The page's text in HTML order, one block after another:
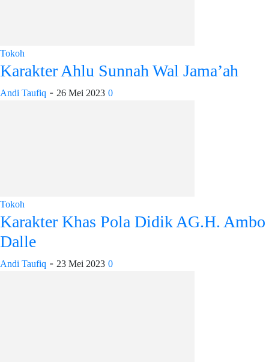
Tokoh
Karakter Ahlu Sunnah Wal Jama’ah
Andi Taufiq - 26 Mei 2023 0
Tokoh
Karakter Khas Pola Didik AG.H. Ambo
Dalle
Andi Taufiq - 23 Mei 2023 0